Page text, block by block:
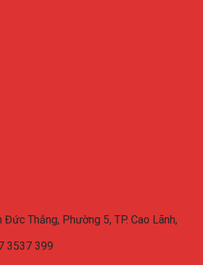
Thắng, Phường 5, TP. Cao Lãnh,
3537 399